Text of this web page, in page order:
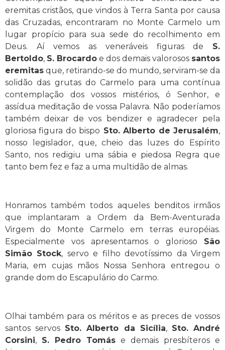
eremitas cristãos, que vindos à Terra Santa por causa
das Cruzadas, encontraram no Monte Carmelo um
lugar propício para sua sede do recolhimento em
Deus. Aí vemos as veneráveis figuras de S.
Bertoldo, S. Brocardo e dos demais valorosos santos
eremitas que, retirando-se do mundo, serviram-se da
solidão das grutas do Carmelo para uma contínua
contemplação dos vossos mistérios, ó Senhor, e
assídua meditação de vossa Palavra. Não poderíamos
também deixar de vos bendizer e agradecer pela
gloriosa figura do bispo Sto. Alberto de Jerusalém,
nosso legislador, que, cheio das luzes do Espírito
Santo, nos redigiu uma sábia e piedosa Regra que
tanto bem fez e faz a uma multidão de almas.
Honramos também todos aqueles benditos irmãos
que implantaram a Ordem da Bem-Aventurada
Virgem do Monte Carmelo em terras européias.
Especialmente vos apresentamos o glorioso São
Simão Stock, servo e filho devotíssimo da Virgem
Maria, em cujas mãos Nossa Senhora entregou o
grande dom do Escapulário do Carmo.
Olhai também para os méritos e as preces de vossos
santos servos Sto. Alberto da Sicília, Sto. André
Corsini, S. Pedro Tomás e demais presbíteros e